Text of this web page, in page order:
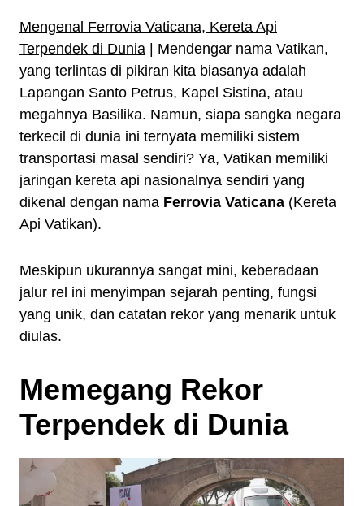
Mengenal Ferrovia Vaticana, Kereta Api
Terpendek di Dunia | Mendengar nama Vatikan,
yang terlintas di pikiran kita biasanya adalah
Lapangan Santo Petrus, Kapel Sistina, atau
megahnya Basilika. Namun, siapa sangka negara
terkecil di dunia ini ternyata memiliki sistem
transportasi masal sendiri? Ya, Vatikan memiliki
jaringan kereta api nasionalnya sendiri yang
dikenal dengan nama Ferrovia Vaticana (Kereta
Api Vatikan).
Meskipun ukurannya sangat mini, keberadaan
jalur rel ini menyimpan sejarah penting, fungsi
yang unik, dan catatan rekor yang menarik untuk
diulas.
Memegang Rekor
Terpendek di Dunia